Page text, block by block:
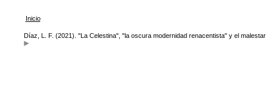
Inicio
Díaz, L. F. (2021). "La Celestina", "la oscura modernidad renacentista" y el